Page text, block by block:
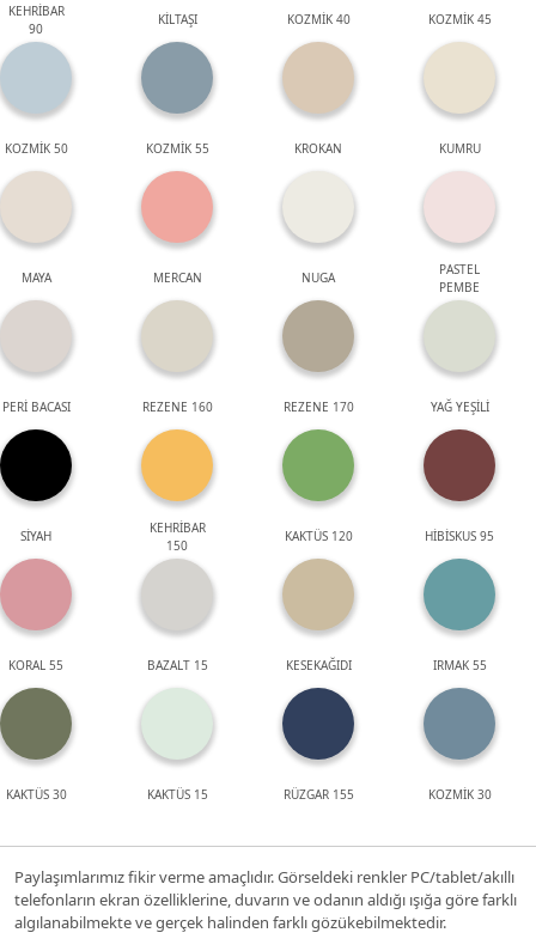
KEHRİBAR
90
KİLTAŞI KOZMİK 40 KOZMİK 45
KOZMİK 50 KOZMİK 55 KROKAN KUMRU
MAYA MERCAN NUGA
PASTEL
PEMBE
PERİ BACASI REZENE 160 REZENE 170 YAĞ YEŞİLİ
SİYAH
KEHRİBAR
150
KAKTÜS 120 HİBİSKUS 95
KORAL 55 BAZALT 15 KESEKAĞIDI IRMAK 55
KAKTÜS 30 KAKTÜS 15 RÜZGAR 155 KOZMİK 30
Paylaşımlarımız fikir verme amaçlıdır. Görseldeki renkler PC/tablet/akıllı
telefonların ekran özelliklerine, duvarın ve odanın aldığı ışığa göre farklı
algılanabilmekte ve gerçek halinden farklı gözükebilmektedir.